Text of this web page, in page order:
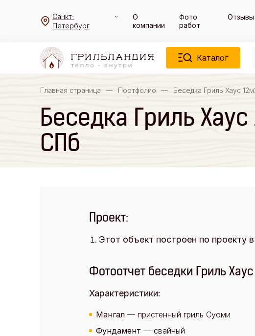
Санкт-
Петербург
О
компании
Фото
работ
Отзывы
Каталог
Главная страница — Портфолио — Беседка Гриль Хаус
Беседка Гриль
СПб
Проект:
Этот объект построен по проекту в
Фотоотчет беседки Гриль
Характеристики:
Мангал — пристенный гриль Суоми
Фундамент — свайный